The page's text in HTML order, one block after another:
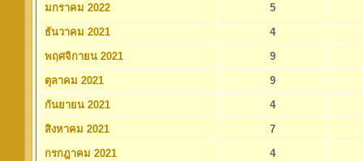
มกราคม 2022
5
ธันวาคม 2021
4
พฤศจิกายน 2021
9
ตุลาคม 2021
9
กันยายน 2021
4
สิงหาคม 2021
7
กรกฎาคม 2021
4